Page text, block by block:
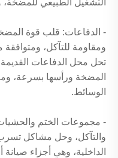
- الدفاعات: قلب قوة
ومقاومة للتآكل،
تحل محل الدفاعات القديمة
المضخة ورأسها بسرعة،
الوسائط.
- مجموعات الختم
والتآكل، وحل مشاكل
الداخلية، وهي أجزاء